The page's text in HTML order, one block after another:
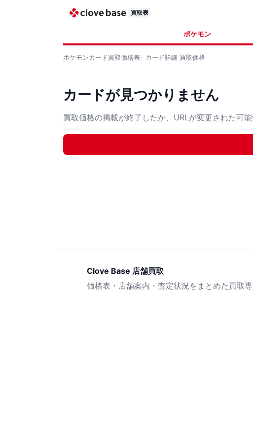
買取表
ポケモン
ポケモンカード買取価格表 カード詳細 買取価格
カードが見つかりません
買取価格の掲載が終了したか、URLが変更された可能
Clove Base 店舗買取
価格表・店舗案内・査定状況をまとめた買取専